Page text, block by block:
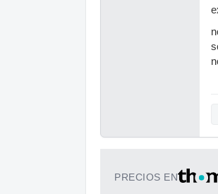
PRECIOS EN